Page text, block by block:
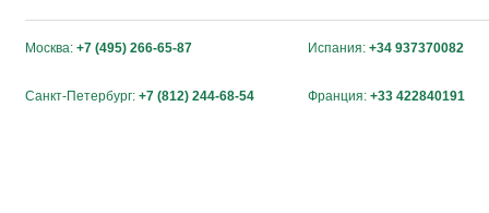
Москва: +7 (495) 266-65-87 Испания: +34 937370082
Санкт-Петербург: +7 (812) 244-68-54 Франция: +33 422840191